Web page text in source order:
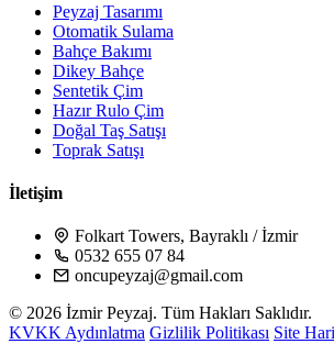
Peyzaj Tasarımı
Otomatik Sulama
Bahçe Bakımı
Dikey Bahçe
Sentetik Çim
Hazır Rulo Çim
Doğal Taş Satışı
Toprak Satışı
İletişim
Folkart Towers, Bayraklı / İzmir
0532 655 07 84
oncupeyzaj@gmail.com
© 2026 İzmir Peyzaj. Tüm Hakları Saklıdır.
KVKK Aydınlatma Gizlilik Politikası Site